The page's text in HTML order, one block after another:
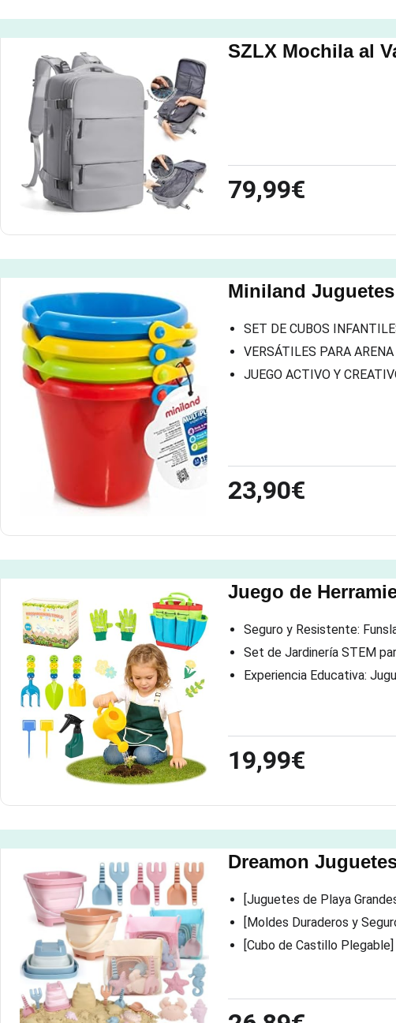
SZLX Mochila al
79,99€
Miniland
SET DE CUBOS
VERSÁTILES PARA
JUEGO ACTIVO Y
23,90€
Juego de
Seguro y Resistente:
Set de Jardinería STEM
Experiencia Educativa:
19,99€
Dreamon
[Juguetes de Playa
[Moldes Duraderos y
[Cubo de Castillo